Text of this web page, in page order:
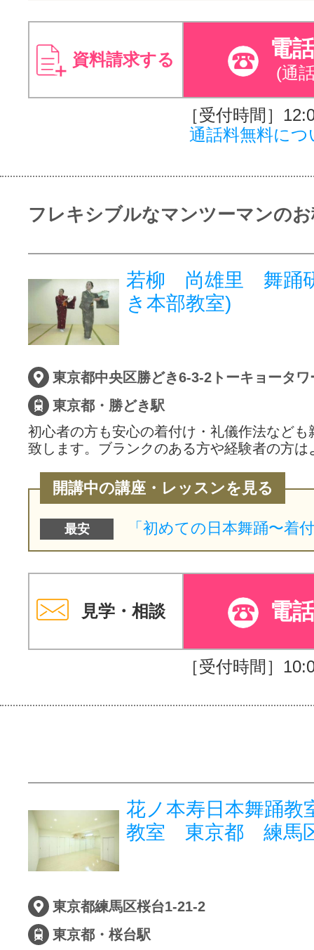
資料請求する 電
(通
［受付時間］
通話料無料につ
フレキシブルなマンツーマンの
若柳 尚雄里 舞踊
き本部教室)
東京都・勝どき駅
初心者の方も安心の着付け・礼儀作法なども
致します。ブランクのある方や経験者の方
開講中の講座・レッスンを見る
最安
見学・相談 電
［受付時間］
花ノ本寿日本舞踊教
教室 東京都 練馬
東京都練馬区桜台1-21-2
東京都・桜台駅